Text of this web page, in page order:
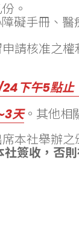
。
礙手冊、
申請核准之
下午5點
天。其他相
本社舉辦
簽收，否